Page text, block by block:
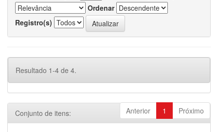
Ordenar
Registro(s)
Resultado 1-4 de 4.
Anterior 1 Próximo
Conjunto de itens: